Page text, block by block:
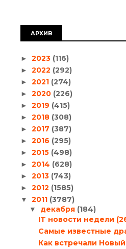
АРХИВ
► 2023 (116)
► 2022 (292)
► 2021 (274)
► 2020 (226)
► 2019 (415)
► 2018 (308)
► 2017 (387)
► 2016 (295)
► 2015 (498)
► 2014 (628)
► 2013 (743)
► 2012 (1585)
▼ 2011 (3787)
▼ декабря (184)
IT новости недели
Самые известные
Как встречали